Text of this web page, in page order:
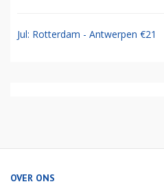
Jul: Rotterdam - Antwerpen €21
OVER ONS